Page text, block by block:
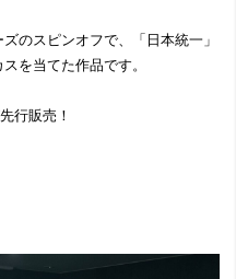
のスピンオフで、「日本統一」
を当てた作品です。
行販売！